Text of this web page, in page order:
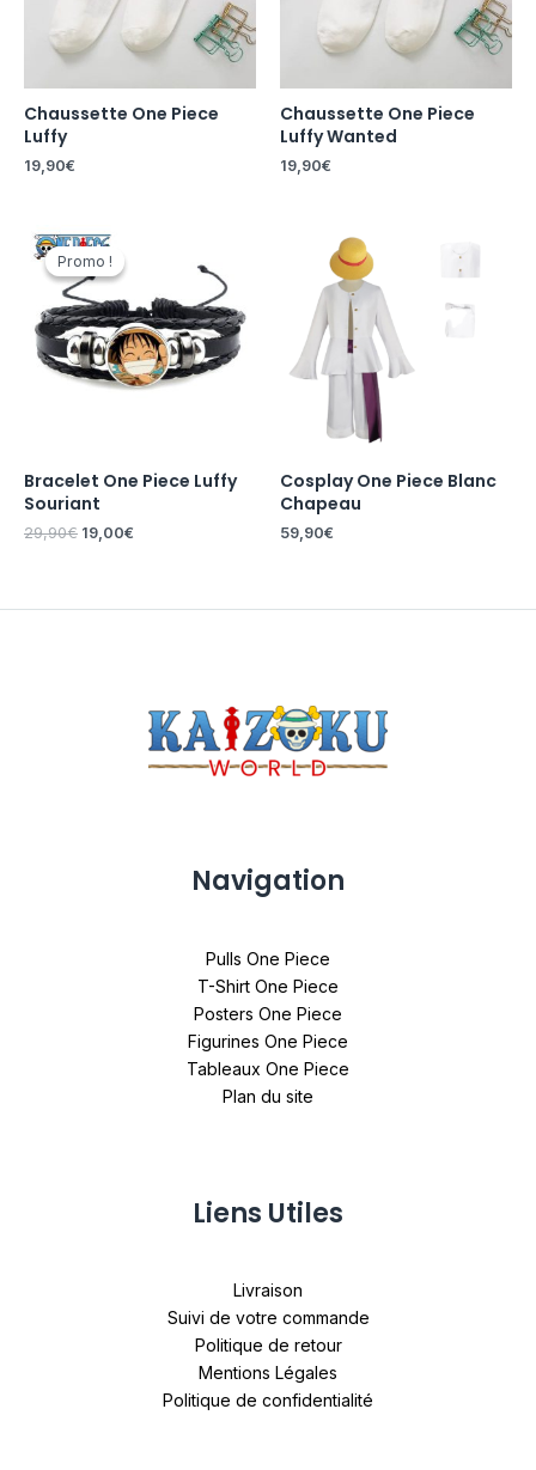
Chaussette One Piece
Luffy
19,90€
Chaussette One Piece
Luffy Wanted
19,90€
Promo !
Promo !
Bracelet One Piece Luffy
Souriant
29,90€
Le
prix
initial
était :
29,90€.
19,00€
19,00€.
Cosplay One Piece Blanc
Chapeau
59,90€
Navigation
Pulls One Piece
T-Shirt One Piece
Posters One Piece
Figurines One Piece
Tableaux One Piece
Plan du site
Liens Utiles
Livraison
Suivi de votre commande
Politique de retour
Mentions Légales
Politique de confidentialité